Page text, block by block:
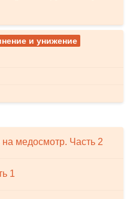
и унижение
медосмотр. Часть 2
1